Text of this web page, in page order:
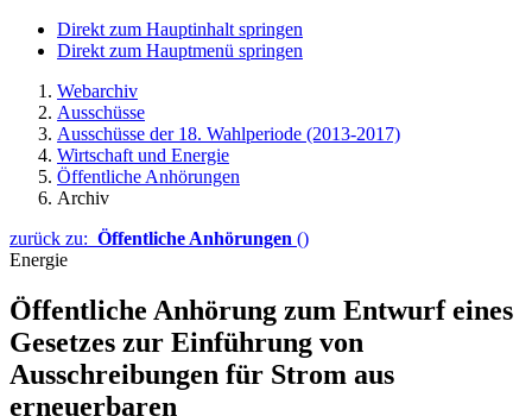
Direkt zum Hauptinhalt springen
Direkt zum Hauptmenü springen
Webarchiv
Ausschüsse
Ausschüsse der 18. Wahlperiode (2013-2017)
Wirtschaft und Energie
Öffentliche Anhörungen
Archiv
zurück zu: Öffentliche Anhörungen ()
Energie
Öffentliche Anhörung zum Entwurf eines
Gesetzes zur Einführung von
Ausschreibungen für Strom aus
erneuerbaren